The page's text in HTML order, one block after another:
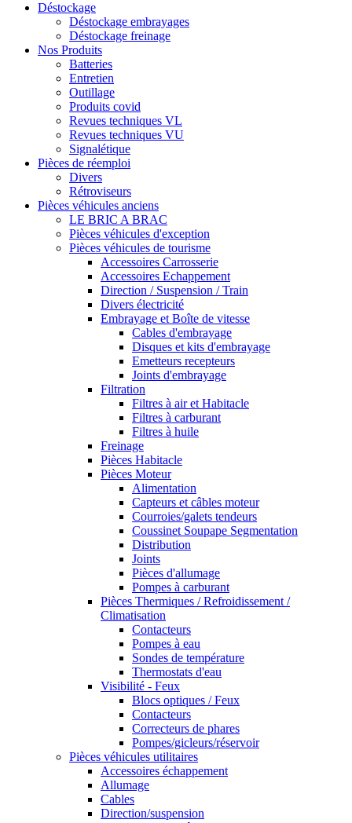
Déstockage
Déstockage embrayages
Déstockage freinage
Nos Produits
Batteries
Entretien
Outillage
Produits covid
Revues techniques VL
Revues techniques VU
Signalétique
Pièces de réemploi
Divers
Rétroviseurs
Pièces véhicules anciens
LE BRIC A BRAC
Pièces véhicules d'exception
Pièces véhicules de tourisme
Accessoires Carrosserie
Accessoires Echappement
Direction / Suspension / Train
Divers électricité
Embrayage et Boîte de vitesse
Cables d'embrayage
Disques et kits d'embrayage
Emetteurs recepteurs
Joints d'embrayage
Filtration
Filtres à air et Habitacle
Filtres à carburant
Filtres à huile
Freinage
Pièces Habitacle
Pièces Moteur
Alimentation
Capteurs et câbles moteur
Courroies/galets tendeurs
Coussinet Soupape Segmentation
Distribution
Joints
Pièces d'allumage
Pompes à carburant
Pièces Thermiques / Refroidissement /
Climatisation
Contacteurs
Pompes à eau
Sondes de température
Thermostats d'eau
Visibilité - Feux
Blocs optiques / Feux
Contacteurs
Correcteurs de phares
Pompes/gicleurs/réservoir
Pièces véhicules utilitaires
Accessoires échappement
Allumage
Cables
Direction/suspension